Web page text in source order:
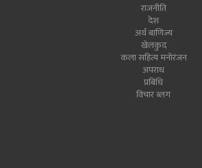
राजनीति
देश
अर्थ बाणिज्य
खेलकुद
कला सहित्य मनोरंजन
अपराध
प्रबिधि
विचार ब्लग